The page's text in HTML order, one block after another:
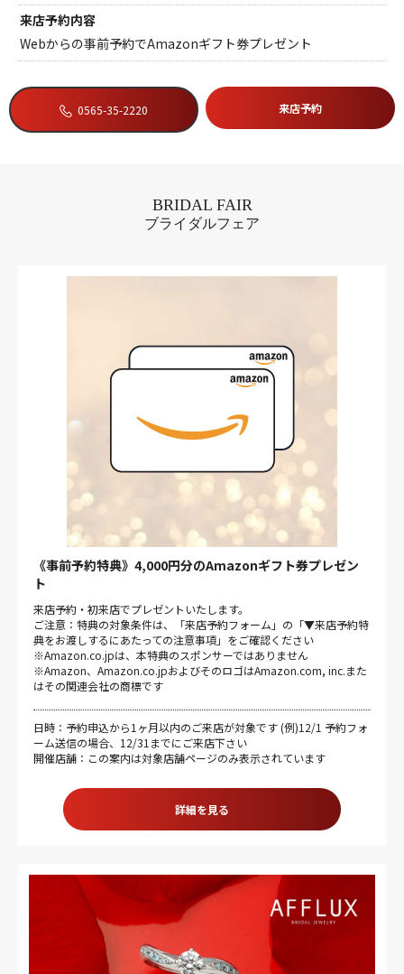
来店予約内容
Webからの事前予約でAmazonギフト券プレゼント
0565-35-2220 来店予約
BRIDAL FAIR
ブライダルフェア
《事前予約特典》4,000円分のAmazonギフト券プレゼン
ト
来店予約・初来店でプレゼントいたします。
ご注意：特典の対象条件は、「来店予約フォーム」の「▼来店予約特
典をお渡しするにあたっての注意事項」をご確認ください
※Amazon.co.jpは、本特典のスポンサーではありません
※Amazon、Amazon.co.jpおよびそのロゴはAmazon.com, inc.また
はその関連会社の商標です
日時：予約申込から1ヶ月以内のご来店が対象です (例)12/1 予約フォ
ーム送信の場合、12/31までにご来店下さい
開催店舗：この案内は対象店舗ページのみ表示されています
詳細を見る